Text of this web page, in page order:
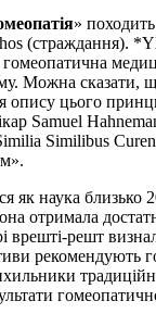
»
(страждання).
Можна сказати,
опису цього
Samuel
Similibus
як наука близько
отримала
врешті-решт
рекомендують